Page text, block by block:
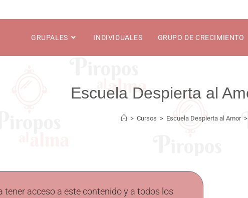
GRUPALES INDIVIDUALES GRUPO DE CRECIMIENTO
> Cursos > Escuela Despierta al Amor >
tener acceso a este contenido y a todos los